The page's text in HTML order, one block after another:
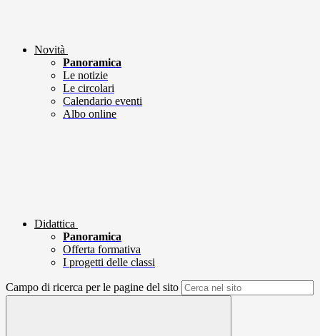
Novità
Panoramica
Le notizie
Le circolari
Calendario eventi
Albo online
Didattica
Panoramica
Offerta formativa
I progetti delle classi
Campo di ricerca per le pagine del sito